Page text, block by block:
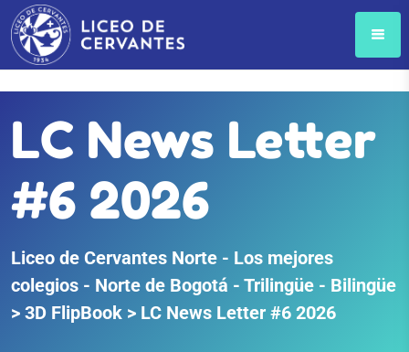
LC News Letter
#6 2026
Liceo de Cervantes Norte - Los mejores
colegios - Norte de Bogotá - Trilingüe - Bilingüe
> 3D FlipBook > LC News Letter #6 2026